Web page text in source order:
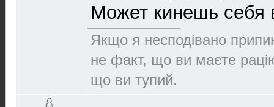
Может кинешь себя
Якщо я несподівано
не факт, що ви маєте
що ви тупий.